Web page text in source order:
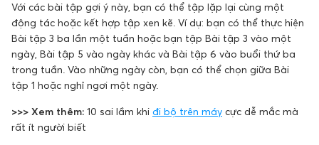
Với các bài tập gợi ý này, bạn có thể tập lặp lại cùng một
động tác hoặc kết hợp tập xen kẽ. Ví dụ: bạn có thể thực hiện
Bài tập 3 ba lần một tuần hoặc bạn tập Bài tập 3 vào một
ngày, Bài tập 5 vào ngày khác và Bài tập 6 vào buổi thứ ba
trong tuần. Vào những ngày còn, bạn có thể chọn giữa Bài
tập 1 hoặc nghỉ ngơi một ngày.
>>> Xem thêm: 10 sai lầm khi đi bộ trên máy cực dễ mắc mà
rất ít người biết